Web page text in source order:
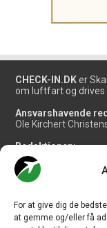
For at give dig de
at gemme og/eller få
CHECK-IN.DK er
om luftfart og
Ansvarshavende
Ole Kirchert
Redaktionen:
Christian Granhøj
Henrik Baumgarten
Danny Longhi
Salg og